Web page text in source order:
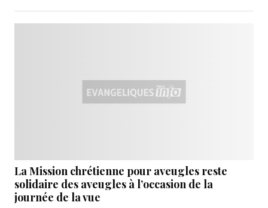
La Mission chrétienne pour aveugles reste
solidaire des aveugles à l’occasion de la
journée de la vue